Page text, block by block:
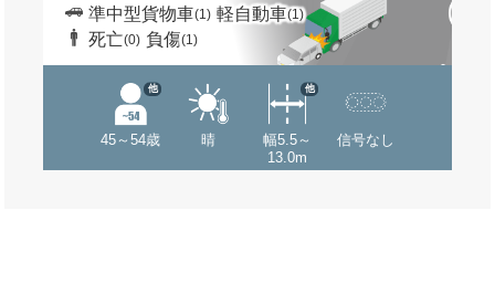
準中型貨物車(1) 軽自動車(1)
死亡(0) 負傷(1)
45～54歳
他
晴
幅5.5～
13.0m
他
信号なし